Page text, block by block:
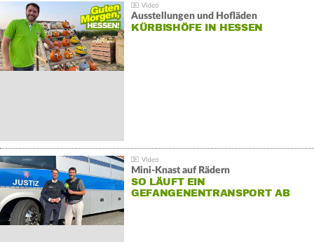
Ausstellungen und Hofläden
KÜRBISHÖFE IN HESSEN
Mini-Knast auf Rädern
SO LÄUFT EIN
GEFANGENENTRANSPORT AB